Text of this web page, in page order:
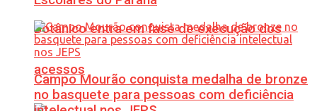
Botânico entra em fase de execução dos
acessos
Campo Mourão conquista medalha de bronze
no basquete para pessoas com deficiência